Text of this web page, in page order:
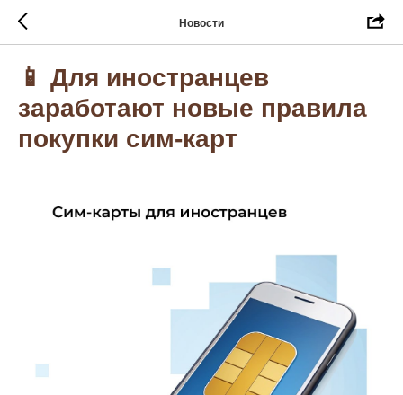
Новости
📱 Для иностранцев
заработают новые правила
покупки сим-карт